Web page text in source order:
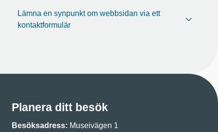
Lämna en synpunkt om webbsidan via ett
kontaktformulär
Planera ditt besök
Besöksadress: Museivägen 1